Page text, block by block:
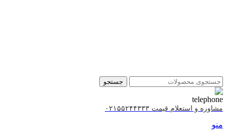
جستجو
مشاوره و استعلام قیمت ۰۲۱۵۵۲۴۴۳۳۳
منو